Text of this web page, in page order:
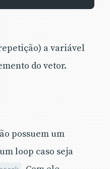
a variável
do vetor.
possuem um
loop caso seja